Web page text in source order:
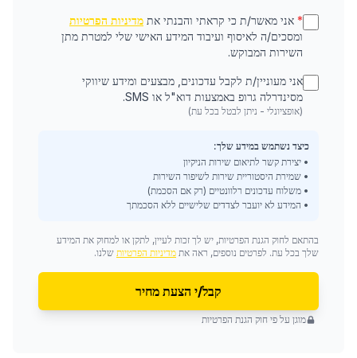
* אני מאשר/ת כי קראתי והבנתי את מדיניות הפרטיות
ומסכים/ה לאיסוף ועיבוד המידע האישי שלי למטרת מתן
השירות המבוקש.
אני מעוניין/ת לקבל עדכונים, מבצעים ומידע שיווקי
מסינדרלה גרופ באמצעות דוא"ל או SMS.
(אופציונלי - ניתן לבטל בכל עת)
כיצד נשתמש במידע שלך:
• יצירת קשר לתיאום שירות הניקיון
• שמירת היסטוריית שירות לשיפור השירות
• משלוח עדכונים רלוונטיים (רק אם הסכמת)
• המידע לא יועבר לצדדים שלישיים ללא הסכמתך
בהתאם לחוק הגנת הפרטיות, יש לך זכות לעיין, לתקן או למחוק את המידע
שלך בכל עת. לפרטים נוספים, ראה את מדיניות הפרטיות שלנו.
קבל/י הצעת מחיר
מוגן על פי חוק הגנת הפרטיות